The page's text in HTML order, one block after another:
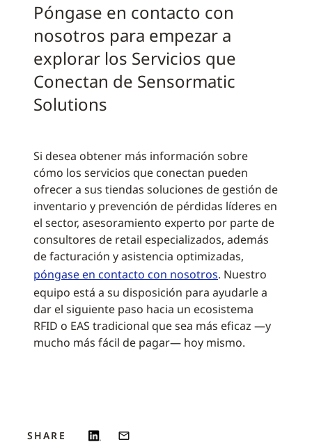
Póngase en contacto con
nosotros para empezar a
explorar los Servicios que
Conectan de Sensormatic
Solutions
Si desea obtener más información sobre
cómo los servicios que conectan pueden
ofrecer a sus tiendas soluciones de gestión de
inventario y prevención de pérdidas líderes en
el sector, asesoramiento experto por parte de
consultores de retail especializados, además
de facturación y asistencia optimizadas,
póngase en contacto con nosotros. Nuestro
equipo está a su disposición para ayudarle a
dar el siguiente paso hacia un ecosistema
RFID o EAS tradicional que sea más eficaz —y
mucho más fácil de pagar— hoy mismo.
SHARE